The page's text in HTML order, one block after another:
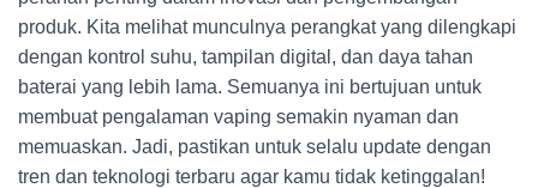
produk. Kita melihat munculnya perangkat yang dilengkapi
dengan kontrol suhu, tampilan digital, dan daya tahan
baterai yang lebih lama. Semuanya ini bertujuan untuk
membuat pengalaman vaping semakin nyaman dan
memuaskan. Jadi, pastikan untuk selalu update dengan
tren dan teknologi terbaru agar kamu tidak ketinggalan!